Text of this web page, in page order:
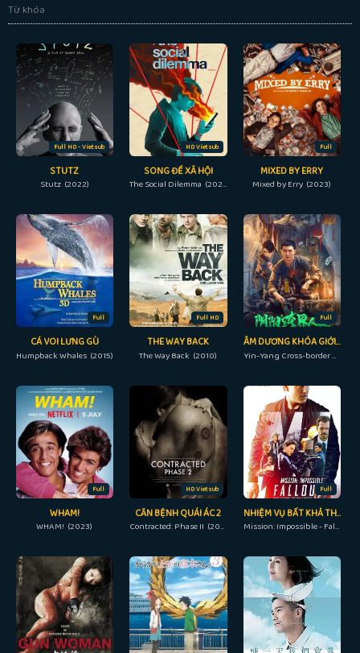
Từ khóa
Full HD - Vietsub
STUTZ
Stutz (2022)
HD Vietsub
SONG ĐỀ XÃ HỘI
The Social Dilemma (2020)
Full
MIXED BY ERRY
Mixed by Erry (2023)
Full
CÁ VOI LƯNG GÙ
Humpback Whales (2015)
Full HD
THE WAY BACK
The Way Back (2010)
Full
ÂM DƯƠNG KHÓA GIỚI NHÂN
Yin-Yang Cross-border Person (2023)
Full
WHAM!
WHAM! (2023)
HD Vietsub
CĂN BỆNH QUÁI ÁC 2
Contracted: Phase II (2015)
Full
NHIỆM VỤ BẤT KHẢ THI: SỤP ĐỔ
Mission: Impossible - Fallout (2018)